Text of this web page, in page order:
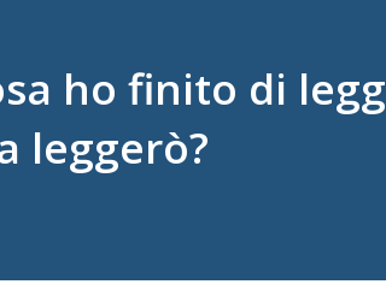
ho finito di
leggerò?